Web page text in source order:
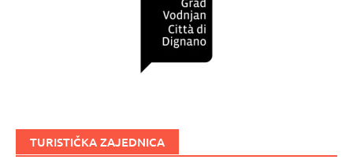
TURISTIČKA ZAJEDNICA